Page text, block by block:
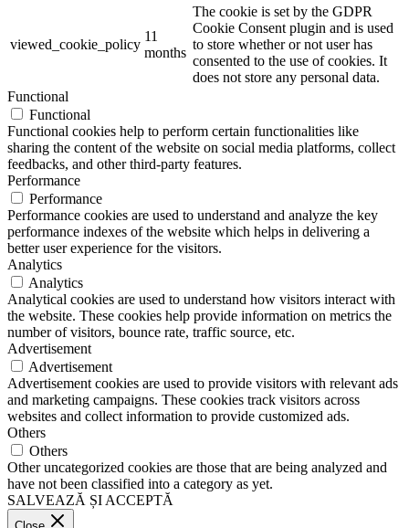
viewed_cookie_policy
11
months
The cookie is set by the GDPR
Cookie Consent plugin and is used
to store whether or not user has
consented to the use of cookies. It
does not store any personal data.
Functional
Functional
Functional cookies help to perform certain functionalities like
sharing the content of the website on social media platforms, collect
feedbacks, and other third-party features.
Performance
Performance
Performance cookies are used to understand and analyze the key
performance indexes of the website which helps in delivering a
better user experience for the visitors.
Analytics
Analytics
Analytical cookies are used to understand how visitors interact with
the website. These cookies help provide information on metrics the
number of visitors, bounce rate, traffic source, etc.
Advertisement
Advertisement
Advertisement cookies are used to provide visitors with relevant ads
and marketing campaigns. These cookies track visitors across
websites and collect information to provide customized ads.
Others
Others
Other uncategorized cookies are those that are being analyzed and
have not been classified into a category as yet.
SALVEAZĂ ȘI ACCEPTĂ